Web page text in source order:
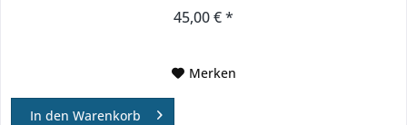
45,00 € *
Merken
In den Warenkorb